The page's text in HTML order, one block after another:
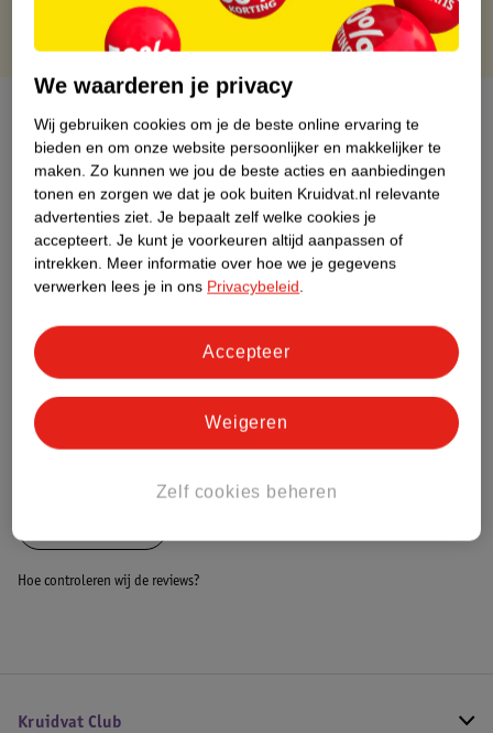
Over dit product
Productinformatie
Nature Impact Score
Dit product heeft (nog) geen Nature
Impact Score.
Bestel & Bezorginformatie
Hoe controleren wij de reviews?
Kruidvat Club
We waarderen je privacy
Wij gebruiken cookies om je de beste online ervaring te
bieden en om onze website persoonlijker en makkelijker te
maken. Zo kunnen we jou de beste acties en aanbiedingen
tonen en zorgen we dat je ook buiten Kruidvat.nl relevante
advertenties ziet. Je bepaalt zelf welke cookies je
accepteert. Je kunt je voorkeuren altijd aanpassen of
intrekken. Meer informatie over hoe we je gegevens
verwerken lees je in ons Privacybeleid.
Zelf cookies beheren
Weigeren
Accepteer